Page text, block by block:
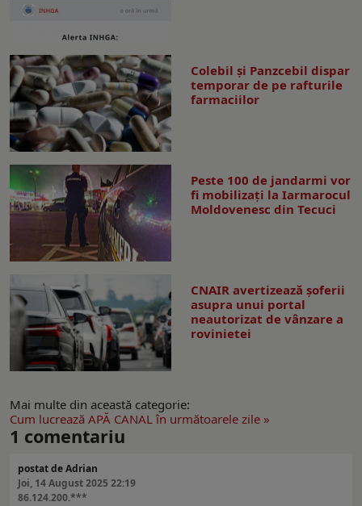
Colebil și Panzcebil dispar
temporar de pe rafturile
farmaciilor
Peste 100 de jandarmi vor
fi mobilizați la Iarmarocul
Moldovenesc din Tecuci
CNAIR avertizează șoferii
asupra unui portal
neautorizat de vânzare a
rovinietei
Mai multe din această categorie:
Cum lucrează APĂ CANAL în următoarele zile »
1 comentariu
postat de Adrian
Joi, 14 August 2025 22:19
86.124.200.***